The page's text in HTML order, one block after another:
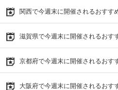
関西で今週末に開催されるおすす
滋賀県で今週末に開催されるおす
京都府で今週末に開催されるおす
大阪府で今週末に開催されるおす